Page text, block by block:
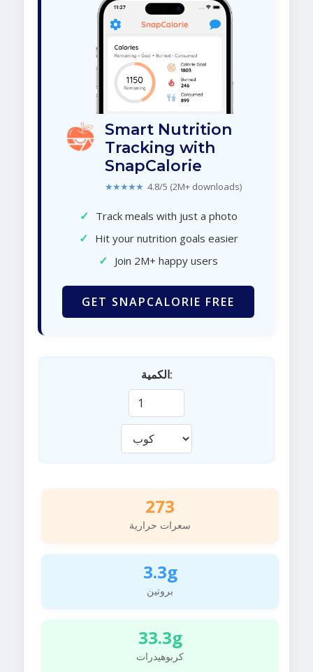
Smart Nutrition
Tracking with
SnapCalorie
★★★★★ 4.8/5 (2M+ downloads)
✓ Track meals with just a photo
✓ Hit your nutrition goals easier
✓ Join 2M+ happy users
GET SNAPCALORIE FREE
الكمية:
273
سعرات حرارية
3.3g
بروتين
33.3g
كربوهيدرات